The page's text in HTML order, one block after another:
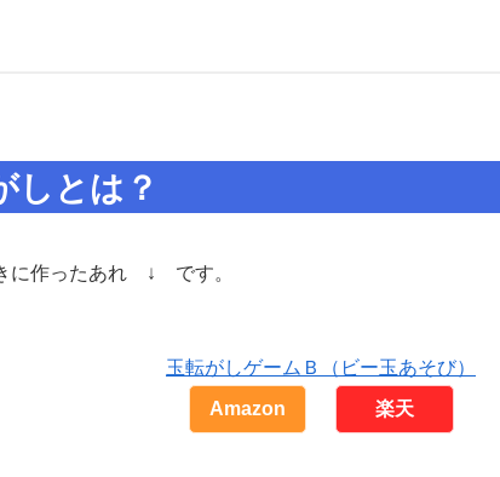
しとは？
に作ったあれ ↓ です。
玉転がしゲームＢ（ビー玉あそび）
Amazon
楽天